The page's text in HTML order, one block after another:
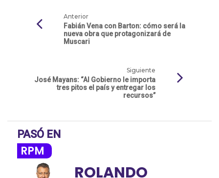
Anterior
Fabián Vena con Barton: cómo será la
nueva obra que protagonizará de
Muscari
Siguiente
José Mayans: “Al Gobierno le importa
tres pitos el país y entregar los
recursos”
PASÓ EN
RPM
ROLANDO